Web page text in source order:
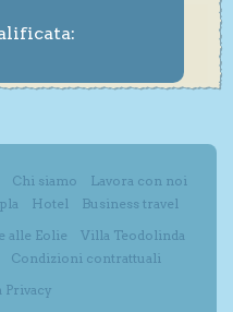
Chi siamo
Lavora con noi
Hotel
Business travel
alle Eolie
Villa Teodolinda
Condizioni contrattuali